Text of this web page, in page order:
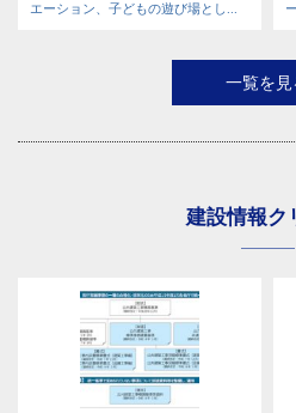
エーション、子どもの遊び場とし...
一覧を見
建設情報ク